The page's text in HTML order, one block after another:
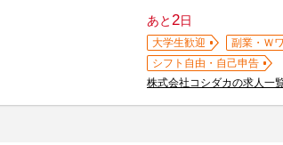
あと2日
大学生歓迎 副業・Ｗ
シフト自由・自己申告
株式会社コシダカの求人一